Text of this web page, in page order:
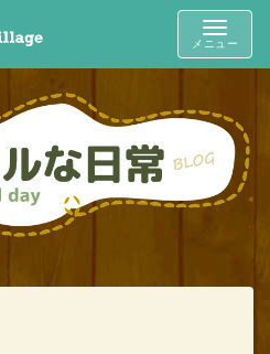
Toggle
メニュー